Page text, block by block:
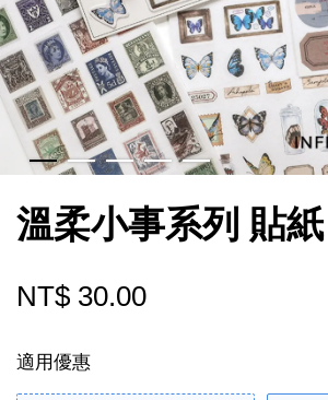
溫柔小事系列 貼紙
NT$ 30.00
適用優惠